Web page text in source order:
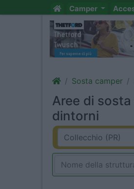
Camper
Sosta camper
Aree di
dintorni